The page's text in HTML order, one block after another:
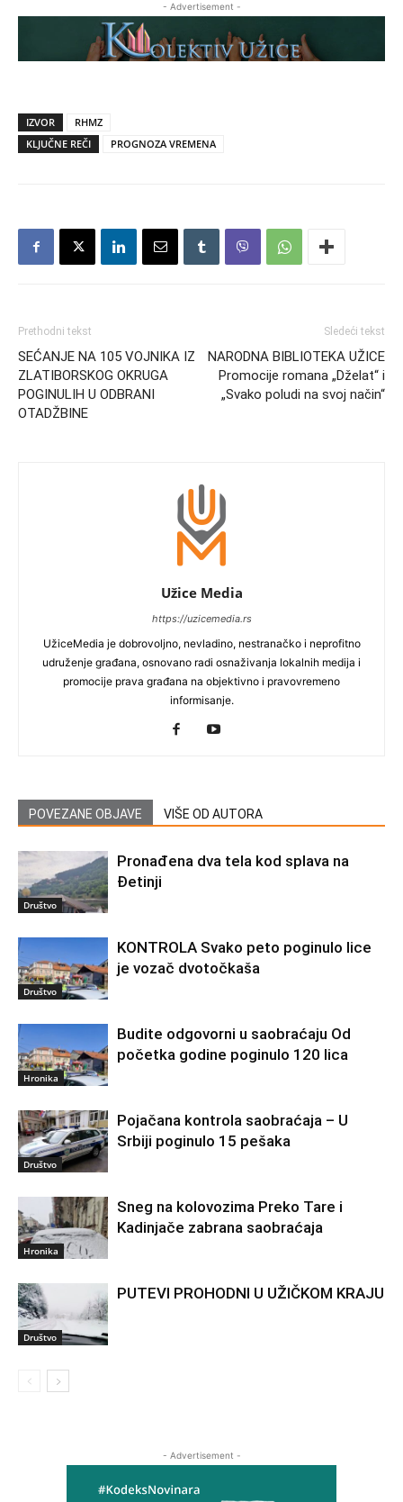
- Advertisement -
IZVOR
RHMZ
KLJUČNE REČI
PROGNOZA VREMENA
Prethodni tekst
SEĆANJE NA 105 VOJNIKA IZ
ZLATIBORSKOG OKRUGA
POGINULIH U ODBRANI
OTADŽBINE
Sledeći tekst
NARODNA BIBLIOTEKA UŽICE
Promocije romana „Dželat“ i
„Svako poludi na svoj način“
Užice Media
https://uzicemedia.rs
UžiceMedia je dobrovoljno, nevladino, nestranačko i neprofitno
udruženje građana, osnovano radi osnaživanja lokalnih medija i
promocije prava građana na objektivno i pravovremeno
informisanje.
POVEZANE OBJAVE VIŠE OD AUTORA
Društvo
Pronađena dva tela kod splava na
Đetinji
Društvo
KONTROLA Svako peto poginulo lice
je vozač dvotočkaša
Hronika
Budite odgovorni u saobraćaju Od
početka godine poginulo 120 lica
Društvo
Pojačana kontrola saobraćaja – U
Srbiji poginulo 15 pešaka
Hronika
Sneg na kolovozima Preko Tare i
Kadinjače zabrana saobraćaja
Društvo
PUTEVI PROHODNI U UŽIČKOM KRAJU
- Advertisement -